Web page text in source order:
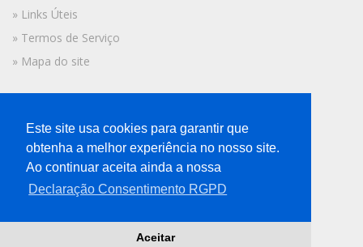
» Links Úteis
» Termos de Serviço
» Mapa do site
© 2019 A Voz do Algarve.
Todos os direitos reservados.
Este site usa cookies para garantir que
obtenha a melhor experiência no nosso site.
Ao continuar aceita ainda a nossa
Declaração Consentimento RGPD
Aceitar